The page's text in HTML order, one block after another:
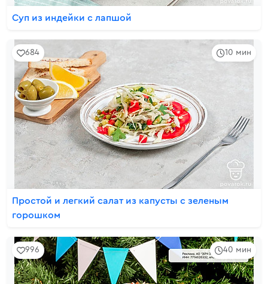
Суп из индейки с лапшой
10 мин
684
Простой и легкий салат из капусты с зеленым
горошком
40 мин
996